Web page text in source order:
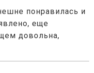
понравилась и
еще
довольна,